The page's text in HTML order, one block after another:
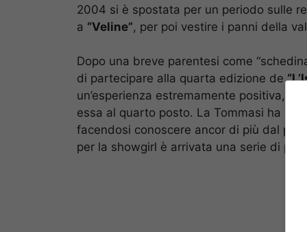
2004 si è spostata per un periodo sulle
a “Veline”, per poi vestire i panni della
Dopo una breve parentesi come
di partecipare alla quarta edizione de
un’esperienza estremamente positiva,
essa al quarto posto. La Tommasi ha
facendosi conoscere ancor di più dal
per la showgirl è arrivata una serie di